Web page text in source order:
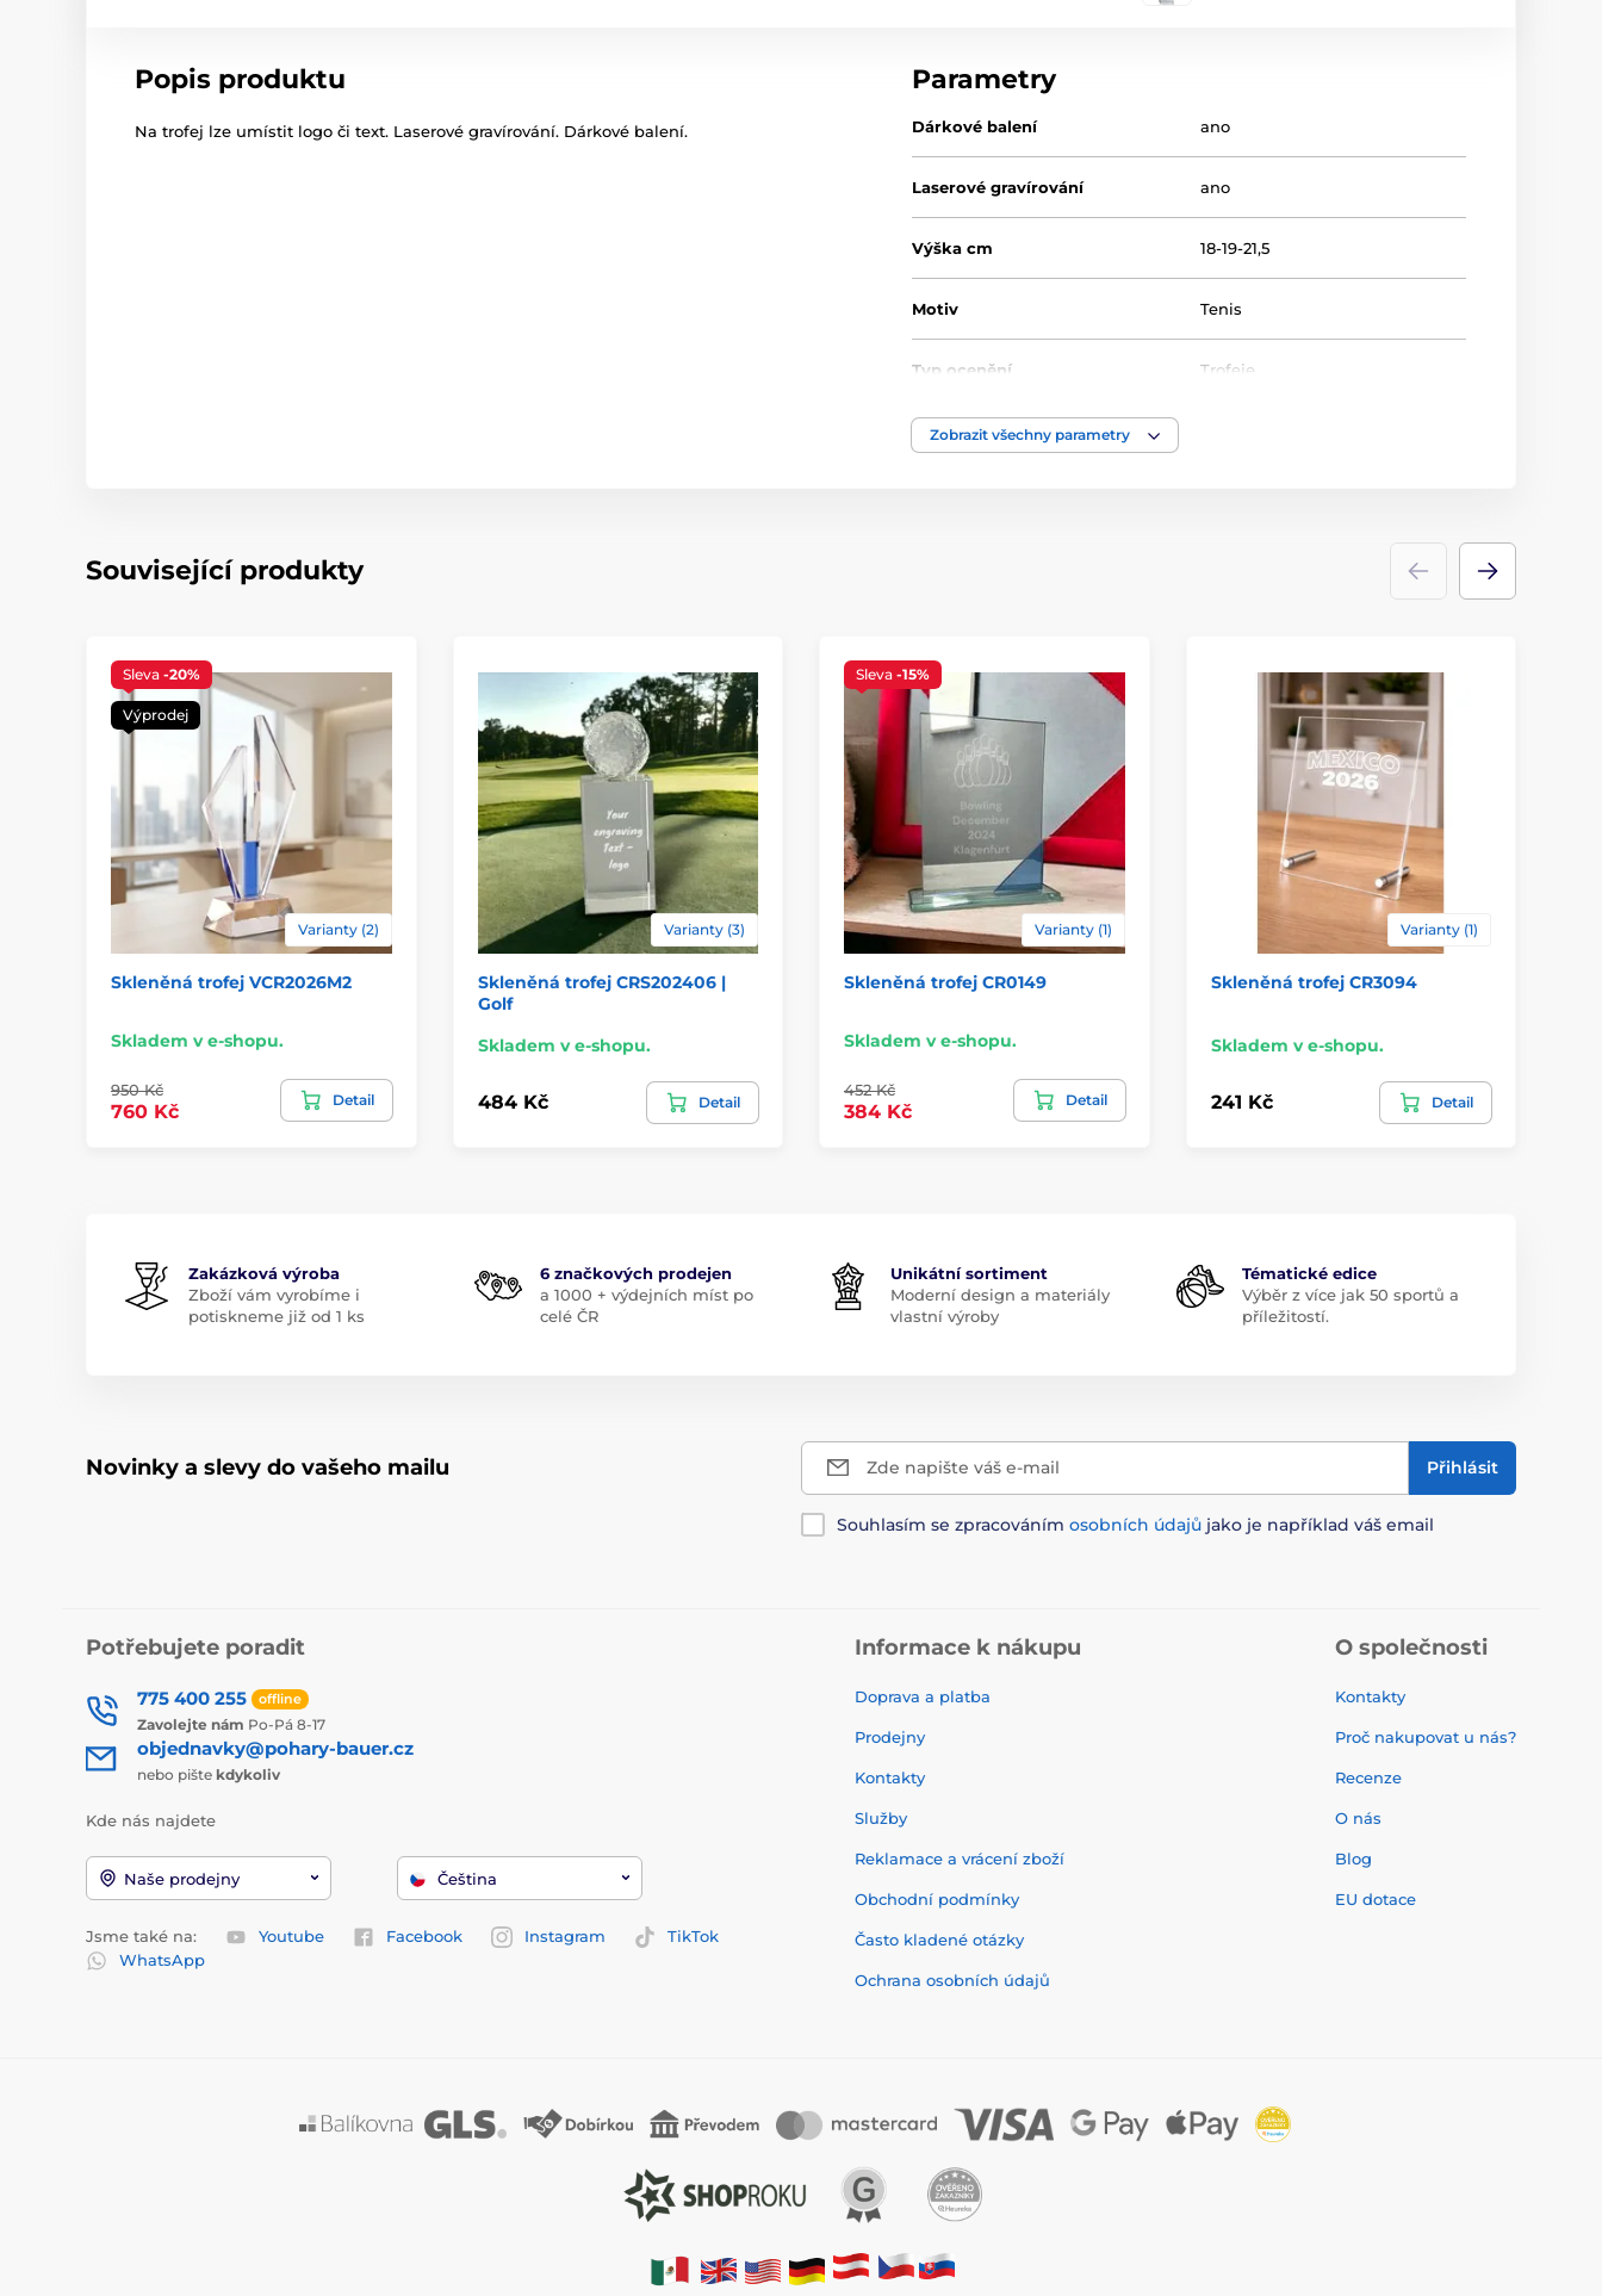
Popis produktu
Na trofej lze umístit logo či text. Laserové gravírování. Dárkové balení.
Parametry
Dárkové balení ano
Laserové gravírování ano
Výška cm 18-19-21,5
Motiv Tenis
Typ ocenění Trofeje
Materiál
Zobrazit všechny parametry
Související produkty
Sleva -20%
Výprodej
Varianty (2)
Skleněná trofej VCR2026M2
Skladem v e-shopu.
950 Kč
760 Kč
Detail
Varianty (3)
Skleněná trofej CRS202406 |
Golf
Skladem v e-shopu.
484 Kč Detail
Sleva -15%
Varianty (1)
Skleněná trofej CR0149
Skladem v e-shopu.
452 Kč
384 Kč
Detail
Varianty (1)
Skleněná trofej CR3094
Skladem v e-shopu.
241 Kč Detail
Zakázková výroba
Zboží vám vyrobíme i
potiskneme již od 1 ks
6 značkových prodejen
a 1000 + výdejních míst po
celé ČR
Unikátní sortiment
Moderní design a materiály
vlastní výroby
Tématické edice
Výběr z více jak 50 sportů a
příležitostí.
Novinky a slevy do vašeho mailu Zde napište váš e-mail Přihlásit
Souhlasím se zpracováním osobních údajů jako je například váš email
Potřebujete poradit
775 400 255 offline
Zavolejte nám Po-Pá 8-17
objednavky@pohary-bauer.cz
nebo pište kdykoliv
Kde nás najdete
Naše prodejny Čeština
Jsme také na: Youtube Facebook Instagram
TikTok
WhatsApp
Informace k nákupu
Doprava a platba
Prodejny
Kontakty
Služby
Reklamace a vrácení zboží
Obchodní podmínky
Často kladené otázky
Ochrana osobních údajů
O společnosti
Kontakty
Proč nakupovat u nás?
Recenze
O nás
Blog
EU dotace